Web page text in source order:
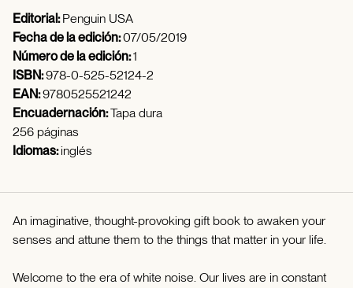
Editorial:Penguin USA
Fecha de la edición:07/05/2019
Número de la edición:1
ISBN:978-0-525-52124-2
EAN:9780525521242
Encuadernación:Tapa dura
256 páginas
Idiomas:inglés
An imaginative, thought-provoking gift book to awaken your
senses and attune them to the things that matter in your life.
Welcome to the era of white noise. Our lives are in constant